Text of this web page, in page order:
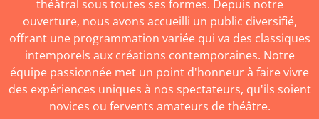
théâtral sous toutes ses formes. Depuis notre
ouverture, nous avons accueilli un public diversifié,
offrant une programmation variée qui va des classiques
intemporels aux créations contemporaines. Notre
équipe passionnée met un point d'honneur à faire vivre
des expériences uniques à nos spectateurs, qu'ils soient
novices ou fervents amateurs de théâtre.